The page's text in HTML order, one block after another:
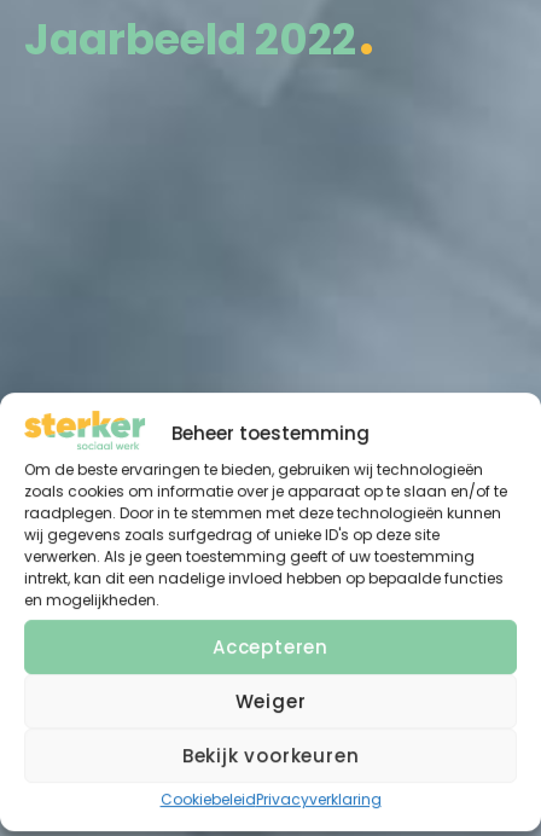
Beheer toestemming
Om de beste ervaringen te bieden, gebruiken wij technologieën
zoals cookies om informatie over je apparaat op te slaan en/of te
raadplegen. Door in te stemmen met deze technologieën kunnen
wij gegevens zoals surfgedrag of unieke ID's op deze site
verwerken. Als je geen toestemming geeft of uw toestemming
intrekt, kan dit een nadelige invloed hebben op bepaalde functies
en mogelijkheden.
Accepteren
Weiger
Bekijk voorkeuren
CookiebeleidPrivacyverklaring
Jaarbeeld 2022